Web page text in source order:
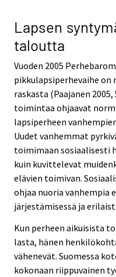
Lapsen
taloutta
Vuoden 2005
pikkulapsiperhevaihe on
raskasta (Paajanen
toimintaa ohjaavat
lapsiperheen
Uudet vanhemmat
toimimaan sosiaalisesti
kuin kuvittelevat
elävien toimivan.
ohjaa nuoria vanhempia
järjestämisessä ja
Kun perheen aikuisista
lasta, hänen
vähenevät. Suomessa
kokonaan riippuvainen